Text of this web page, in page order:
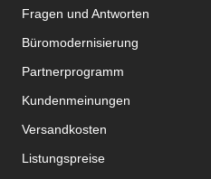
Fragen und Antworten
Büromodernisierung
Partnerprogramm
Kundenmeinungen
Versandkosten
Listungspreise